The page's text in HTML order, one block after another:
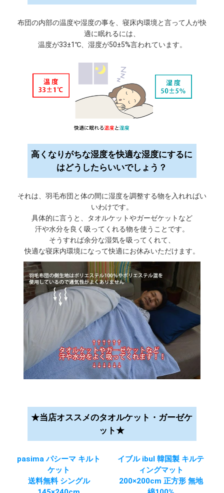
布団の内部の温度や湿度の事を、寝床内環境と言って人が快
適に眠れるには、
温度が33±1℃、湿度が50±5%言われています。
高くなりがちな湿度を快適な湿度にするに
はどうしたらいいでしょう？
それは、羽毛布団と体の間に湿度を調整する物を入れればい
いわけです。
具体的に言うと、タオルケットやガーゼケットなど
汗や水分を良く吸ってくれる物を使うことです。
そうすれば余分な湿気を吸ってくれて、
快適な寝床内環境になって快適にお休みいただけます。
★当店オススメのタオルケット・ガーゼケ
ット★
pasima パシーマ キルト
ケット
送料無料 シングル
イブル ibul 韓国製 キルテ
ィングマット
200×200cm 正方形 無地